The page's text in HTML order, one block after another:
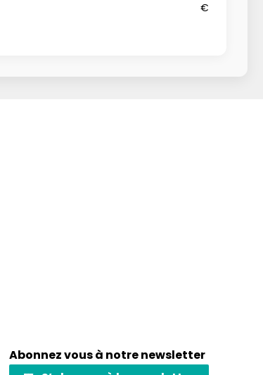
€
Abonnez vous à notre newsletter